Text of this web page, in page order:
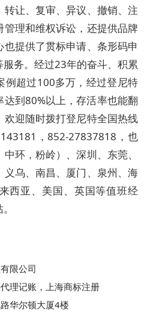
让、复审、异议、撤销、注
理和维权诉讼，还提供品牌
提供了贯标申请、条形码申
务。经过23年的奋斗、积累
例超过100多万，经过登尼特
到80%以上，存活率也能翻
迎随时拨打登尼特全国热线
，852-27837818，也
环，粉岭）、深圳、东莞、
乌、南昌、厦门、泉州、海
西亚、美国、英国等值班经
限公司
理记账，上海商标注册
华尔顿大厦4楼